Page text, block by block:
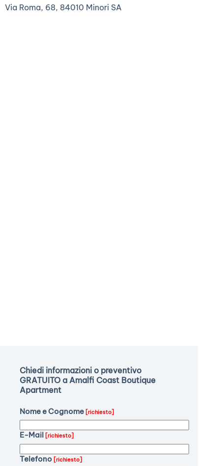
Via Roma, 68, 84010 Minori SA
Chiedi informazioni o preventivo
GRATUITO a Amalfi Coast Boutique
Apartment
Nome e Cognome [richiesto]
E-Mail [richiesto]
Telefono [richiesto]